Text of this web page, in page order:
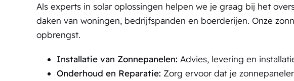
Als experts in solar oplossingen helpen we je graag bij het
daken van woningen, bedrijfspanden en boerderijen. Onze
opbrengst.
Installatie van Zonnepanelen: Advies, levering en
Onderhoud en Reparatie: Zorg ervoor dat je